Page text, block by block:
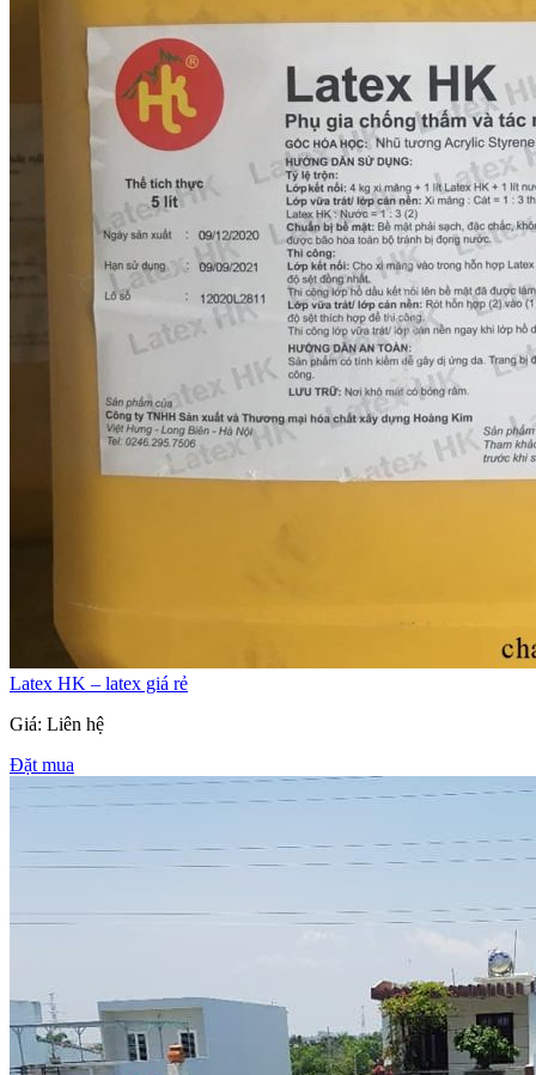
Latex HK – latex giá rẻ
Giá: Liên hệ
Đặt mua